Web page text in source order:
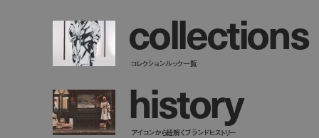
collections
コレクションルック一覧
history
アイコンから紐解くブランドヒストリー